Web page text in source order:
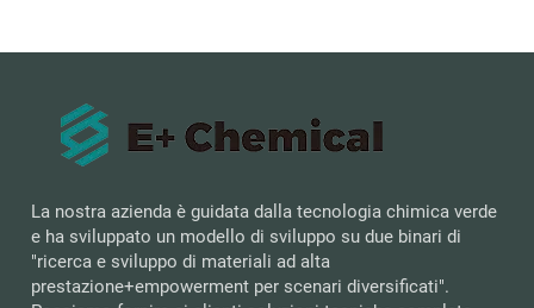
La nostra azienda è guidata dalla tecnologia chimica verde
e ha sviluppato un modello di sviluppo su due binari di
"ricerca e sviluppo di materiali ad alta
prestazione+empowerment per scenari diversificati".